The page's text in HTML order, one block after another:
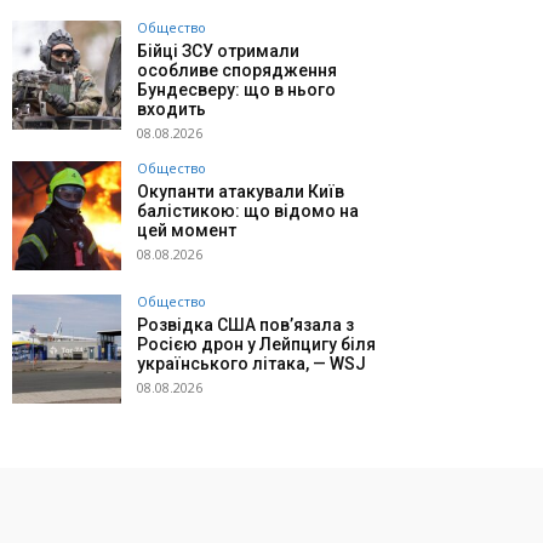
Общество
Бійці ЗСУ отримали
особливе спорядження
Бундесверу: що в нього
входить
08.08.2026
Общество
Окупанти атакували Київ
балістикою: що відомо на
цей момент
08.08.2026
Общество
Розвідка США пов’язала з
Росією дрон у Лейпцигу біля
українського літака, — WSJ
08.08.2026